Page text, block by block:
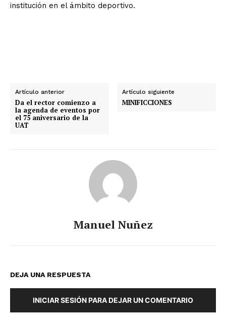
institución en el ámbito deportivo.
Artículo anterior
Da el rector comienzo a
la agenda de eventos por
el 75 aniversario de la
UAT
Artículo siguiente
MINIFICCIONES
Manuel Nuñez
DEJA UNA RESPUESTA
INICIAR SESIÓN PARA DEJAR UN COMENTARIO